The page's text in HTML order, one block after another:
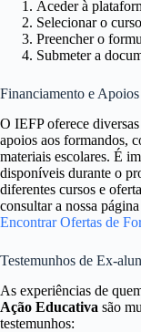
Aceder à
Selecionar o
Preencher o
Submeter a
Financiamento e Apoios
O IEFP oferece
apoios aos formandos,
materiais escolares. É
disponíveis durante o
diferentes cursos e
consultar a nossa
Encontrar Ofertas de
Testemunhos de Ex-
As experiências de
Ação Educativa são
testemunhos: